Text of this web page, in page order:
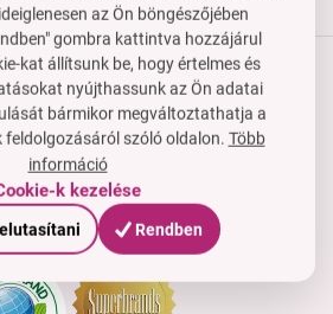
Termékek
útmutató
Cég
díjak és tagság
az Ön böngészőjében
gombra kattintva hozzájárul
kat állítsunk be, hogy értelmes és
nyújthassunk az Ön adatai
bármikor megváltoztathatja a
feldolgozásáról szóló oldalon. Több
információ
k kezelése
Rendben